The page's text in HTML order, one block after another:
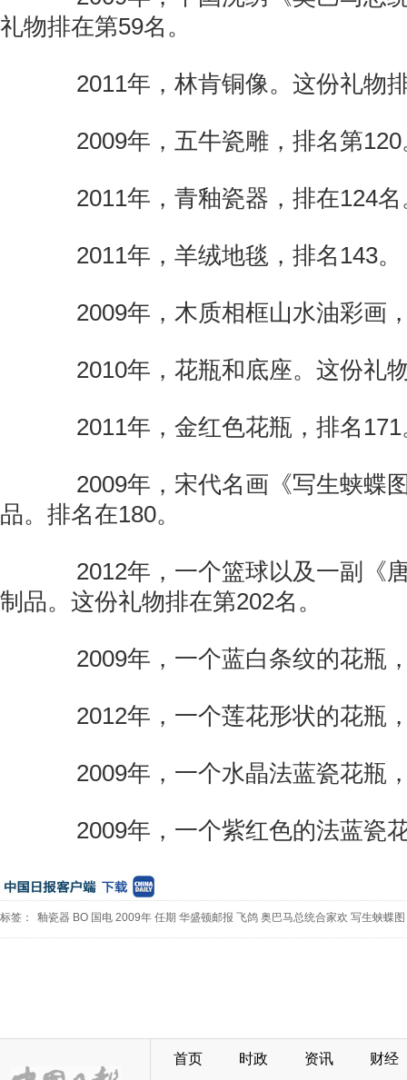
礼物排在第59名。
2011年，林肯铜像。这份礼物
2009年，五牛瓷雕，排名第120
2011年，青釉瓷器，排在124名
2011年，羊绒地毯，排名143。
2009年，木质相框山水油彩画
2010年，花瓶和底座。这份礼
2011年，金红色花瓶，排名171
2009年，宋代名画《写生蛱蝶
品。排名在180。
2012年，一个篮球以及一副《
制品。这份礼物排在第202名。
2009年，一个蓝白条纹的花瓶
2012年，一个莲花形状的花瓶
2009年，一个水晶法蓝瓷花瓶
2009年，一个紫红色的法蓝瓷
标签： 釉瓷器 BO 国电 2009年 任期 华盛顿邮报 飞鸽 奥巴马总统合家欢 写生蛱蝶图
首页 时政 资讯 财经